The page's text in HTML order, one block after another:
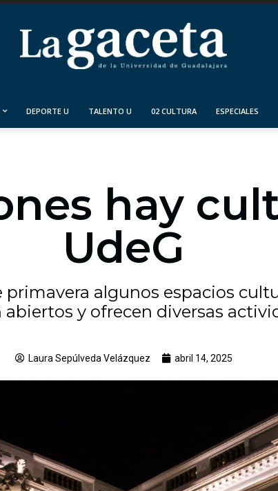
DEPORTE U TALENTO U 02 CULTURA ESPECIALES
hay
UdeG
primavera algunos espacios
abiertos y ofrecen diversas
Laura Sepúlveda Velázquez abril 14, 2025